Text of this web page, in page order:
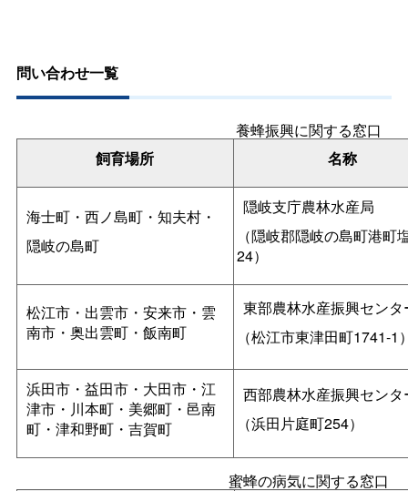
問い合わせ一覧
養蜂振興に関する窓口
飼育場所
名称
海士町・西ノ島町・知夫村・
隠岐の島町
隠岐支庁農林水産局
（隠岐郡隠岐の島町港町
24）
松江市・出雲市・安来市・雲
南市・奥出雲町・飯南町
東部農林水産振興センタ
（松江市東津田町1741-1
浜田市・益田市・大田市・江
津市・川本町・美郷町・邑南
町・津和野町・吉賀町
西部農林水産振興センタ
（浜田片庭町254）
蜜蜂の病気に関する窓口